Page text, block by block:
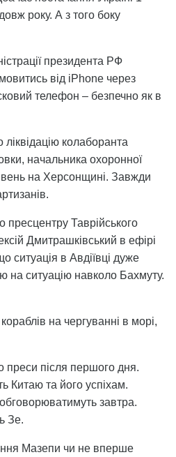
року. А з того боку
президента РФ
від iPhone через
телефон – безпечно як в
колаборанта
начальника охоронної
на Херсонщині. Завжди
Таврійського
Дмитрашківський в ефірі
ситуація в Авдіївці дуже
на ситуацію навколо Бахмуту.
на чергуванні в морі,
після першого дня.
Китаю та його успіхам.
завтра.
Зе.
Мазепи чи не вперше